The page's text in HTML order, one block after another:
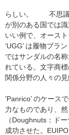
らしい。 不思議
が別のある国では
いい例で、オース
‘UGG’ は履物ブラ
ではサンダルの名
れている。文字商
関係分野の人々
ス
’Panrico’ のケース
力なものであり、
（Doughnuts：ド
成功させた。